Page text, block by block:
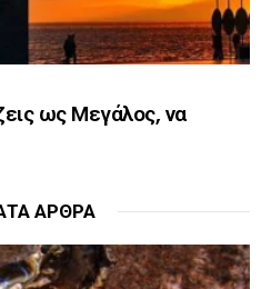
ως Μεγάλος, να
ΆΡΘΡΑ